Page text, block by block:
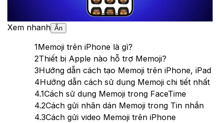
Xem nhanh Ẩn
1Memoji trên iPhone là gì?
2Thiết bị Apple nào hỗ trợ Memoji?
3Hướng dẫn cách tạo Memoji trên iPhone, iPad
4Hướng dẫn cách sử dụng Memoji chi tiết nhất
4.1Cách sử dụng Memoji trong FaceTime
4.2Cách gửi nhãn dán Memoji trong Tin nhắn
4.3Cách gửi video Memoji trên iPhone